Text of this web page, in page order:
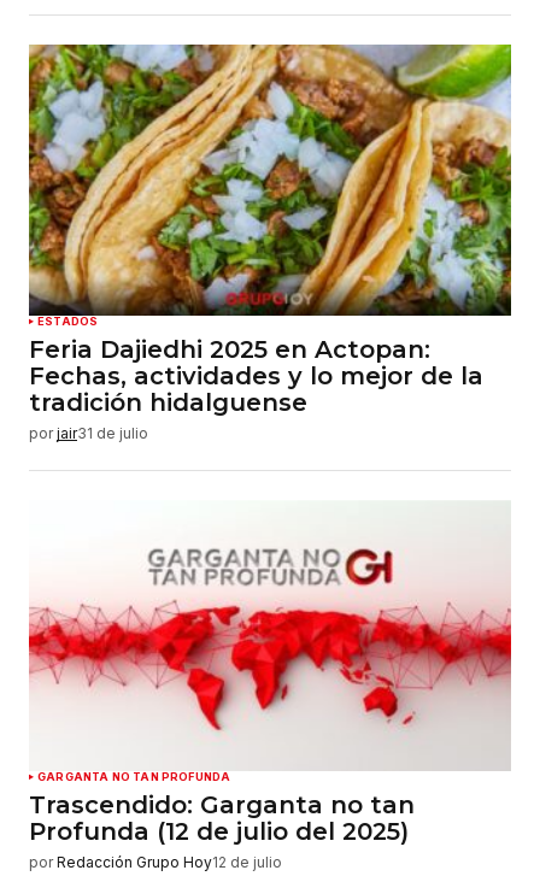
ESTADOS
Feria Dajiedhi 2025 en Actopan:
Fechas, actividades y lo mejor de la
tradición hidalguense
por jair31 de julio
GARGANTA NO TAN PROFUNDA
Trascendido: Garganta no tan
Profunda (12 de julio del 2025)
por Redacción Grupo Hoy12 de julio